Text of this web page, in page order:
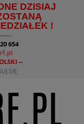
DZISIAJ
!
654
--
SIĘ